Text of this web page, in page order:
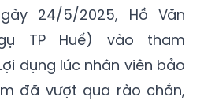
24/5/2025, Hồ Văn
TP Huế) vào tham
dụng lúc nhân viên bảo
đã vượt qua rào chắn,